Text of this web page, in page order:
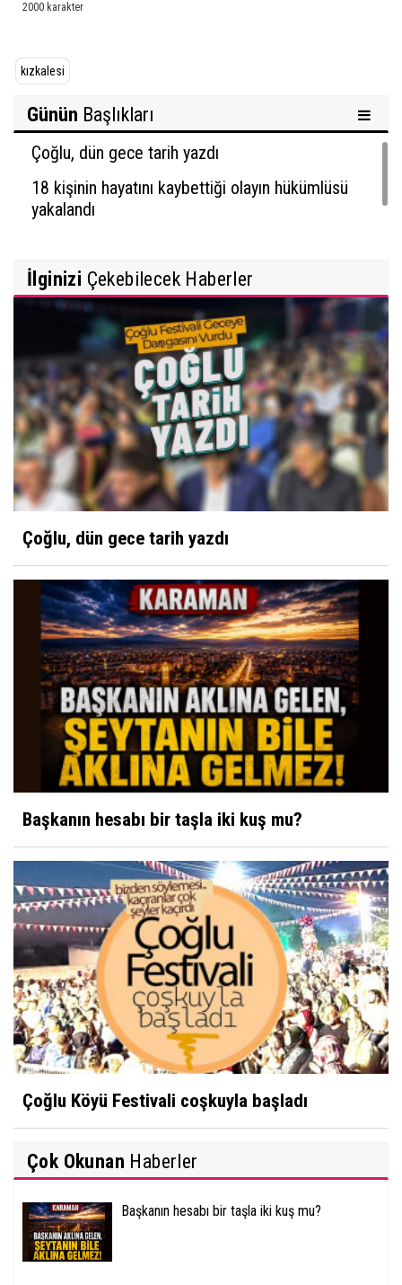
kızkalesi
Günün Başlıkları
Çoğlu, dün gece tarih yazdı
18 kişinin hayatını kaybettiği olayın hükümlüsü
yakalandı
İlginizi Çekebilecek Haberler
Çoğlu, dün gece tarih yazdı
Başkanın hesabı bir taşla iki kuş mu?
Çoğlu Köyü Festivali coşkuyla başladı
Çok Okunan Haberler
Başkanın hesabı bir taşla iki kuş mu?